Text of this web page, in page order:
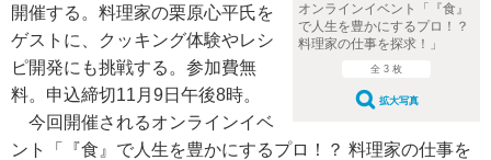
オンラインイベント「『食』
で人生を豊かにするプロ！？
料理家の仕事を探求！」
全 3 枚
拡大写真
開催する。料理家の栗原心平氏を
ゲストに、クッキング体験やレシ
ピ開発にも挑戦する。参加費無
料。申込締切11月9日午後8時。
今回開催されるオンラインイベ
ント「『食』で人生を豊かにするプロ！？ 料理家の仕事を